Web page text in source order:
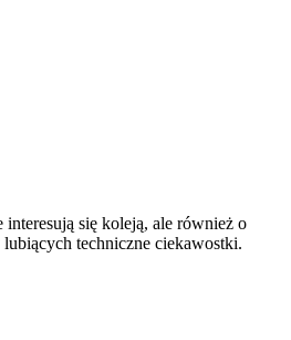
się koleją, ale również o
techniczne ciekawostki.